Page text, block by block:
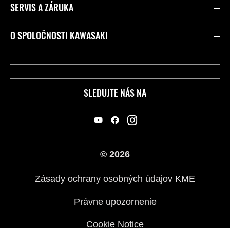
SLEDUJTE NÁS NA
SERVIS A ZÁRUKA
Kontaktujte nás
Legálny
O SPOLOČNOSTI KAWASAKI
Spoločnosť
© 2026
Zásady ochrany osobných údajov KME
Právne upozornenie
Cookie Notice